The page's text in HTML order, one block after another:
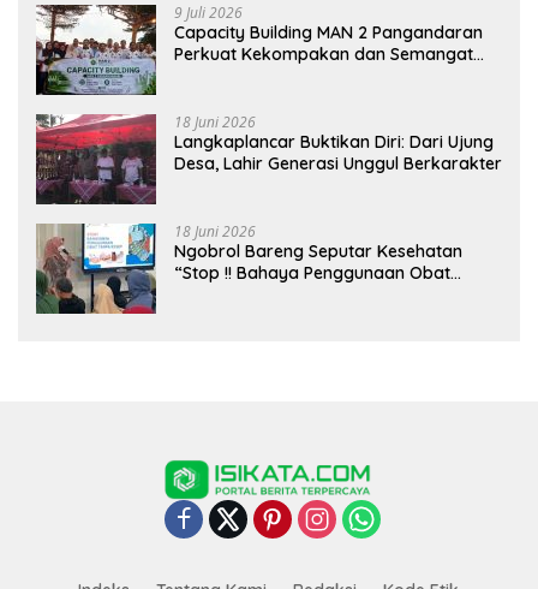
9 Juli 2026
Capacity Building MAN 2 Pangandaran
Perkuat Kekompakan dan Semangat
18 Juni 2026
Langkaplancar Buktikan Diri: Dari Ujung
Desa, Lahir Generasi Unggul Berkarakter
18 Juni 2026
Ngobrol Bareng Seputar Kesehatan
“Stop !! Bahaya Penggunaan Obat